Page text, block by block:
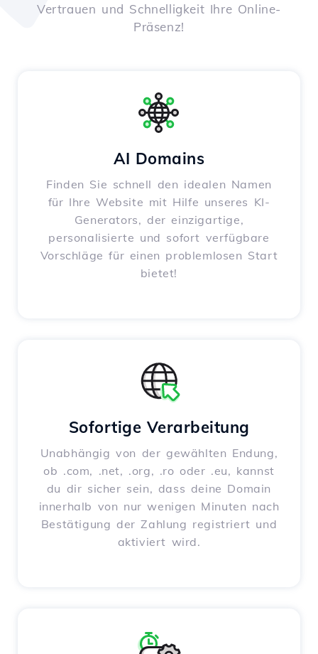
Vertrauen und Schnelligkeit Ihre Online-
Präsenz!
AI Domains
Finden Sie schnell den idealen Namen
für Ihre Website mit Hilfe unseres KI-
Generators, der einzigartige,
personalisierte und sofort verfügbare
Vorschläge für einen problemlosen Start
bietet!
Sofortige Verarbeitung
Unabhängig von der gewählten Endung,
ob .com, .net, .org, .ro oder .eu, kannst
du dir sicher sein, dass deine Domain
innerhalb von nur wenigen Minuten nach
Bestätigung der Zahlung registriert und
aktiviert wird.